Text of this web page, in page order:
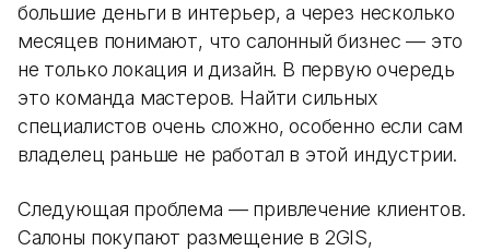
большие деньги в интерьер, а через несколько
месяцев понимают, что салонный бизнес — это
не только локация и дизайн. В первую очередь
это команда мастеров. Найти сильных
специалистов очень сложно, особенно если сам
владелец раньше не работал в этой индустрии.
Следующая проблема — привлечение клиентов.
Салоны покупают размещение в 2GIS,